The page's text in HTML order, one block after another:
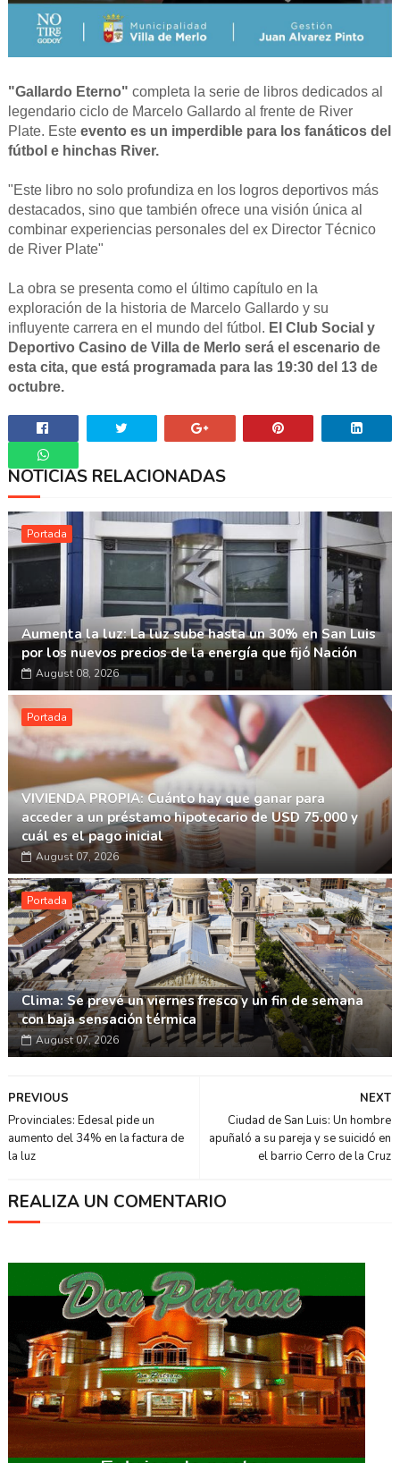
"Gallardo Eterno" completa la serie de libros dedicados al
legendario ciclo de Marcelo Gallardo al frente de River
Plate. Este evento es un imperdible para los fanáticos del
fútbol e hinchas River.
"Este libro no solo profundiza en los logros deportivos más
destacados, sino que también ofrece una visión única al
combinar experiencias personales del ex Director Técnico
de River Plate"
La obra se presenta como el último capítulo en la
exploración de la historia de Marcelo Gallardo y su
influyente carrera en el mundo del fútbol. El Club Social y
Deportivo Casino de Villa de Merlo será el escenario de
esta cita, que está programada para las 19:30 del 13 de
octubre.
Whatsapp
NOTICIAS RELACIONADAS
Portada
Aumenta la luz: La luz sube hasta un 30% en San Luis
por los nuevos precios de la energía que fijó Nación
August 08, 2026
Portada
VIVIENDA PROPIA: Cuánto hay que ganar para
acceder a un préstamo hipotecario de USD 75.000 y
cuál es el pago inicial
August 07, 2026
Portada
Clima: Se prevé un viernes fresco y un fin de semana
con baja sensación térmica
August 07, 2026
NEXT
Ciudad de San Luis: Un hombre
apuñaló a su pareja y se suicidó en
el barrio Cerro de la Cruz
PREVIOUS
Provinciales: Edesal pide un
aumento del 34% en la factura de
la luz
REALIZA UN COMENTARIO